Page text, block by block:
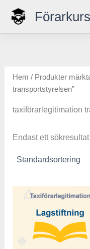
Hoppa
innehåll
Förarkurs
Hem / Produkter
transportstyrelsen”
taxiförarlegitimation
Endast ett sökresultat
priset
1.000,00 kr.
är: